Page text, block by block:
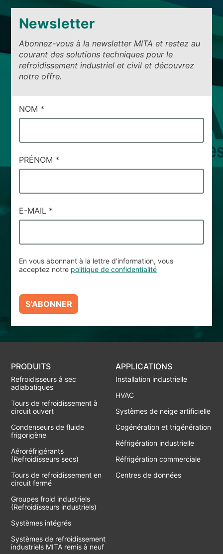
Newsletter
Abonnez-vous à la newsletter MITA et restez au
courant des solutions techniques pour le
refroidissement industriel et civil et découvrez
notre offre.
CAMPI
DI
#46
NOM *
PRÉNOM *
E-MAIL *
En vous abonnant à la lettre d'information, vous
acceptez notre politique de confidentialité
S'ABONNER
PRODUITS
Refroidisseurs à sec
adiabatiques
Tours de refroidissement à
circuit ouvert
Condenseurs de fluide
frigorigène
Aéroréfrigérants
(Refroidisseurs secs)
Tours de refroidissement en
circuit fermé
Groupes froid industriels
(Refroidisseurs industriels)
Systèmes intégrés
Systèmes de refroidissement
industriels MITA remis à neuf
APPLICATIONS
Installation industrielle
HVAC
Systèmes de neige artificielle
Cogénération et trigénération
Réfrigération industrielle
Réfrigération commerciale
Centres de données